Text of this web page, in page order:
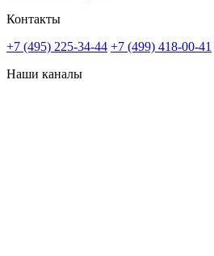
Контакты
+7 (495) 225-34-44 +7 (499) 418-00-41
Наши каналы